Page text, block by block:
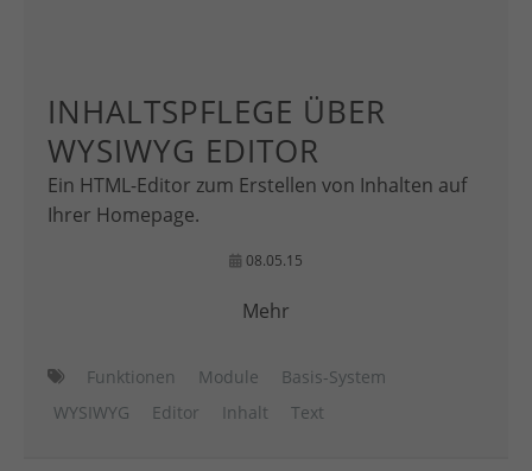
INHALTSPFLEGE ÜBER
WYSIWYG EDITOR
Ein HTML-Editor zum Erstellen von Inhalten auf
Ihrer Homepage.
08.05.15
Mehr
Funktionen Module
Basis-System
WYSIWYG
Editor Inhalt Text